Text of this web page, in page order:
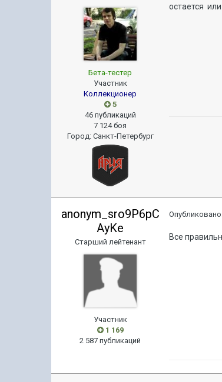
Бета-тестер
Участник
Коллекционер
5
46 публикаций
7 124 боя
Город: Санкт-Петербург
остается
anonym_sro9P6pC
AyKe
Старший лейтенант
Участник
1 169
2 587 публикаций
Все